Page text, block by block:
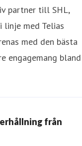
partner till SHL,
linje med Telias
med den bästa
engagemang bland
från